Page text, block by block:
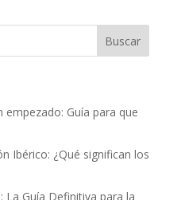
Guía para que
Ibérico: ¿Qué significan los
La Guía Definitiva para la